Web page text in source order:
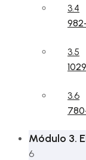
3.4
3.5
3.6
Módulo 3.
6